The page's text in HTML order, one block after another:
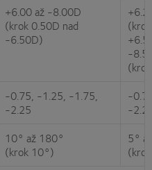
+6.00 až -8.00D
(krok 0.50D nad
-6.50D)
-
-0.75, -1.25, -1.75,
-2.25
-
-
10° až 180°
(krok 10°)
5°